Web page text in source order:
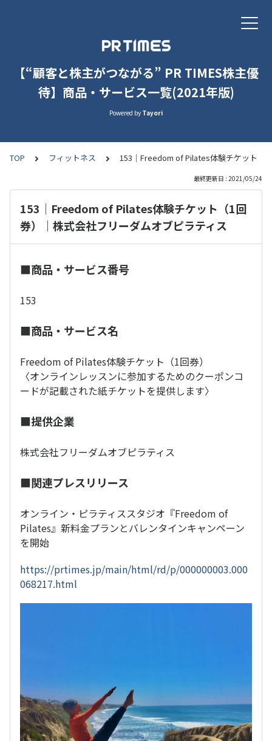
【“顧客と株主がつながる” PR TIMES株主優
待】商品・サービス一覧(2021年版)
Powered by Tayori
TOP フィットネス 153｜Freedom of Pilates体験チケット（
最終更新日 : 2021/05/24
153｜Freedom of Pilates体験チケット（1回
券）｜株式会社フリーダムオブピラティス
■商品・サービス番号
153
■商品・サービス名
Freedom of Pilates体験チケット（1回券）
〈オンラインレッスンに参加するためのクーポンコ
ードが記載された紙チケットを提供します〉
■提供企業
株式会社フリーダムオブピラティス
■関連プレスリリース
オンライン・ピラティススタジオ『Freedom of
Pilates』新料金プランとバレンタインキャンペーン
を開始
https://prtimes.jp/main/html/rd/p/000000003.000
068217.html